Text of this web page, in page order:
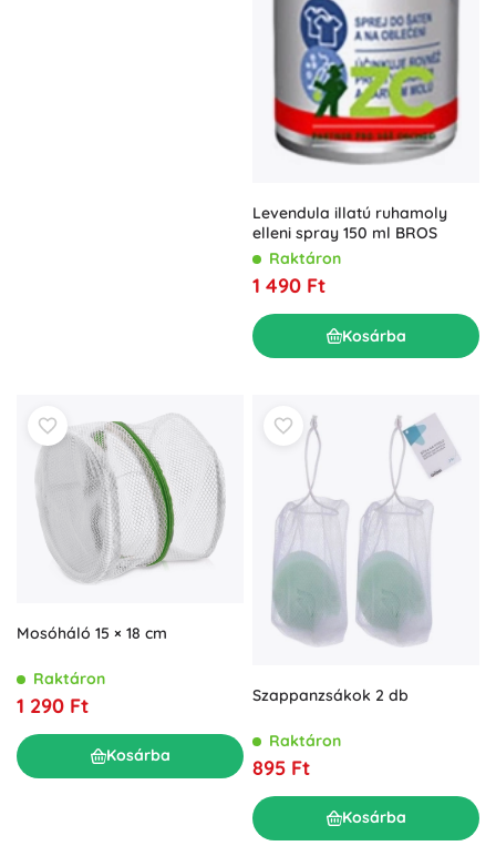
Levendula illatú ruhamoly
elleni spray 150 ml BROS
Raktáron
1 490 Ft
Kosárba
Mosóháló 15 × 18 cm
Raktáron
1 290 Ft
Kosárba
Szappanzsákok 2 db
Raktáron
895 Ft
Kosárba